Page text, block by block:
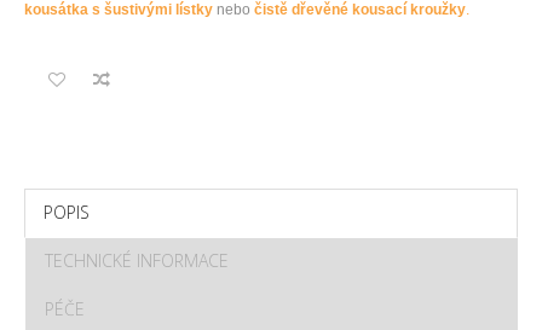
kousátka s šustivými lístky nebo čistě dřevěné kousací kroužky.
POPIS
TECHNICKÉ INFORMACE
PÉČE